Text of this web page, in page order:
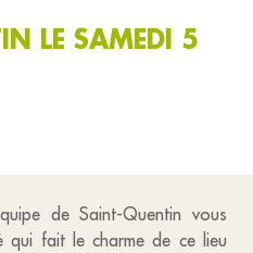
LE SAMEDI 5
de Saint-Quentin vous
qui fait le charme de ce lieu